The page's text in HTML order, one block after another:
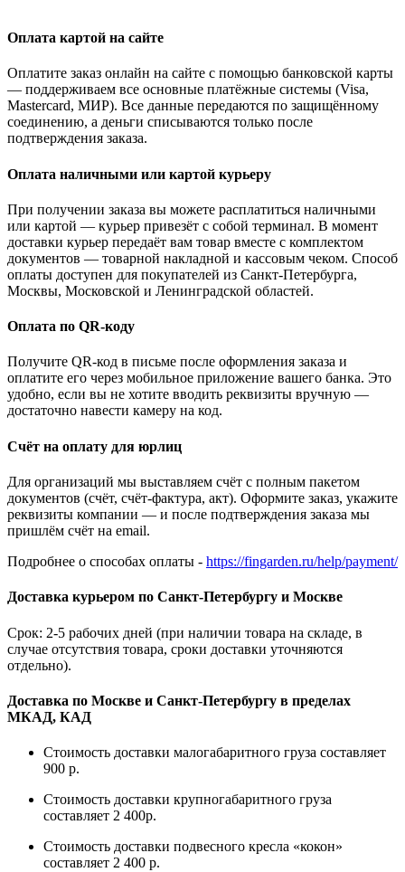
Оплата картой на сайте
Оплатите заказ онлайн на сайте с помощью банковской карты
— поддерживаем все основные платёжные системы (Visa,
Mastercard, МИР). Все данные передаются по защищённому
соединению, а деньги списываются только после
подтверждения заказа.
Оплата наличными или картой курьеру
При получении заказа вы можете расплатиться наличными
или картой — курьер привезёт с собой терминал. В момент
доставки курьер передаёт вам товар вместе с комплектом
документов — товарной накладной и кассовым чеком. Способ
оплаты доступен для покупателей из Санкт-Петербурга,
Москвы, Московской и Ленинградской областей.
Оплата по QR-коду
Получите QR-код в письме после оформления заказа и
оплатите его через мобильное приложение вашего банка. Это
удобно, если вы не хотите вводить реквизиты вручную —
достаточно навести камеру на код.
Счёт на оплату для юрлиц
Для организаций мы выставляем счёт с полным пакетом
документов (счёт, счёт-фактура, акт). Оформите заказ, укажите
реквизиты компании — и после подтверждения заказа мы
пришлём счёт на email.
Подробнее о способах оплаты - https://fingarden.ru/help/payment/
Доставка курьером по Санкт-Петербургу и Москве
Срок: 2-5 рабочих дней (при наличии товара на складе, в
случае отсутствия товара, сроки доставки уточняются
отдельно).
Доставка по Москве и Санкт-Петербургу в пределах
МКАД, КАД
Стоимость доставки малогабаритного груза составляет
900 р.
Стоимость доставки крупногабаритного груза
составляет 2 400р.
Стоимость доставки подвесного кресла «кокон»
составляет 2 400 р.